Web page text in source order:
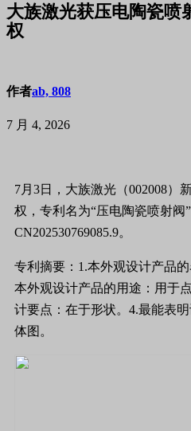
大族激光获压电陶瓷喷
权
作者ab, 808
7 月 4, 2026
7月3日，大族激光（002008）
权，专利名为“压电陶瓷喷射阀
CN202530769085.9。
专利摘要：1.本外观设计产品
本外观设计产品的用途：用于
计要点：在于形状。4.最能表
体图。